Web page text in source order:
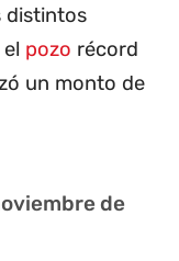
distintos
pozo récord
un monto de
de